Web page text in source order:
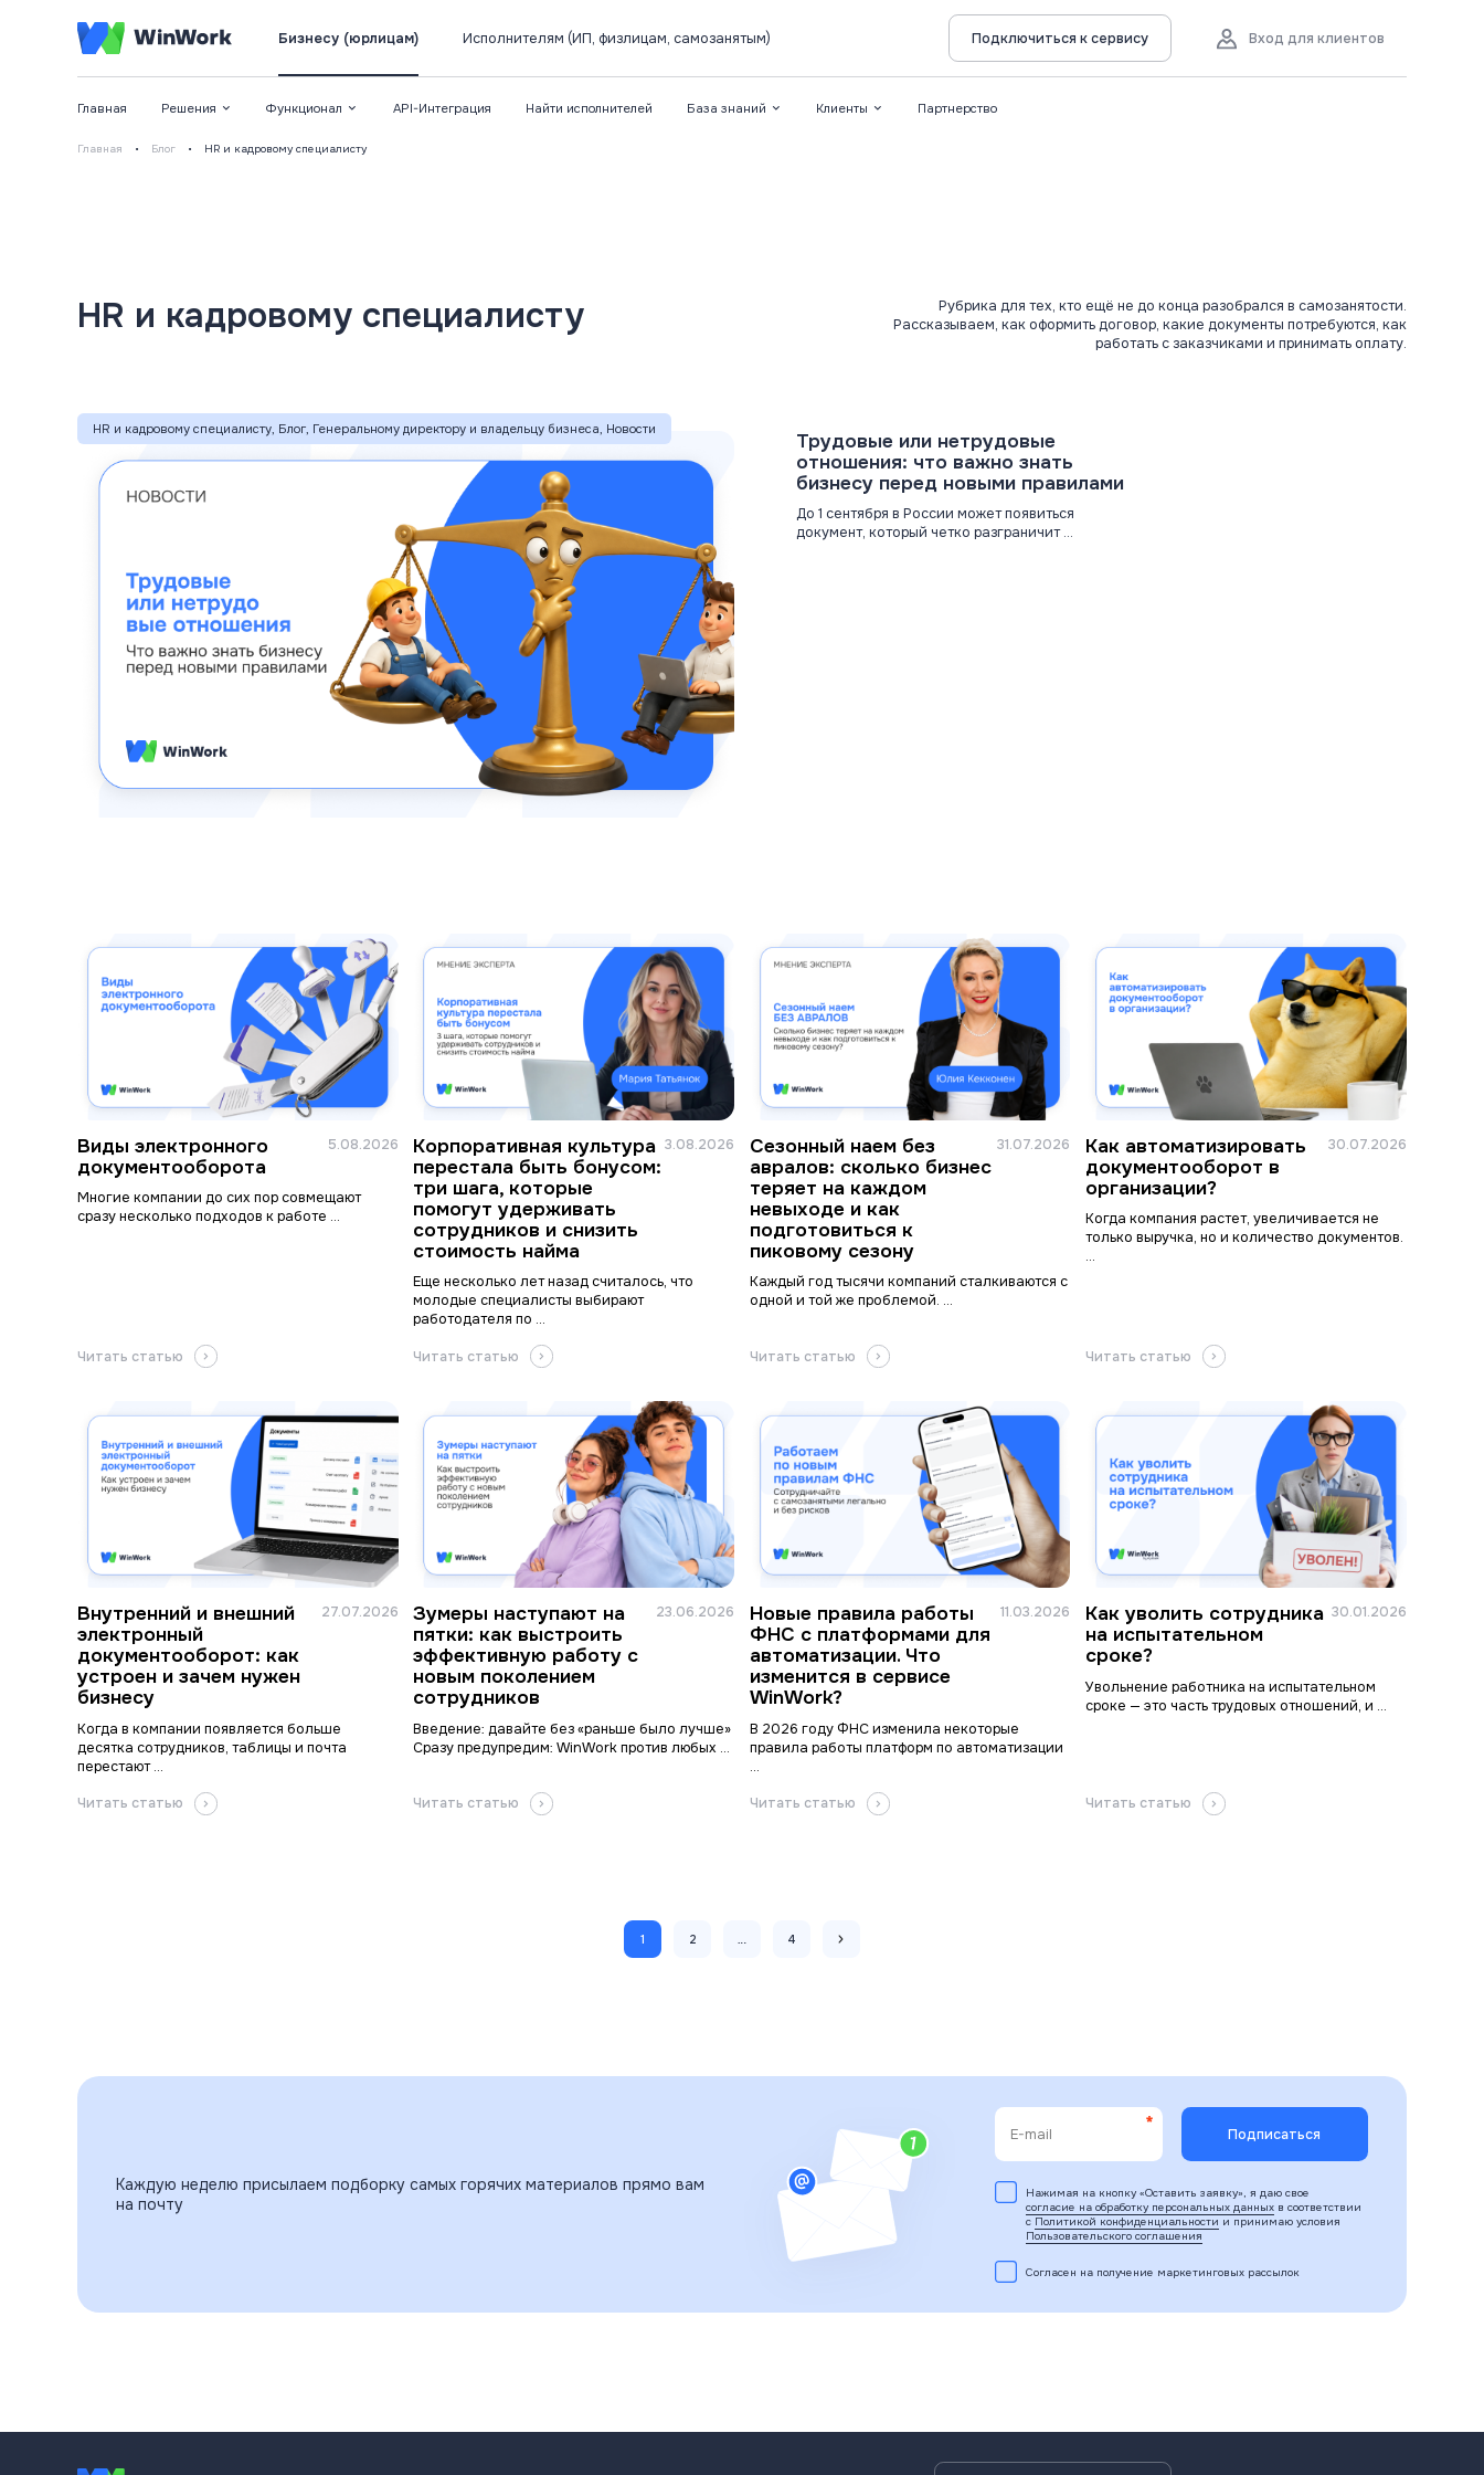
Бизнесу (юрлицам) Исполнителям (ИП, физлицам, самозанятым) Подключиться к сервису Вход для клиентов
Главная Решения Функционал API-Интеграция Найти исполнителей База знаний Клиенты Партнерство
Главная • Блог • HR и кадровому специалисту
HR и кадровому специалисту
Рубрика для тех, кто ещё не до конца разобрался в самозанятости.
Рассказываем, как оформить договор, какие документы потребуются, как
работать с заказчиками и принимать оплату.
HR и кадровому специалисту, Блог, Генеральному директору и владельцу бизнеса, Новости
Трудовые или нетрудовые
отношения: что важно знать
бизнесу перед новыми правилами
До 1 сентября в России может появиться
документ, который четко разграничит ...
Виды электронного
документооборота
5.08.2026
Многие компании до сих пор совмещают
сразу несколько подходов к работе ...
Читать статью
Корпоративная культура
перестала быть бонусом:
три шага, которые
помогут удерживать
сотрудников и снизить
стоимость найма
3.08.2026
Еще несколько лет назад считалось, что
молодые специалисты выбирают
работодателя по ...
Читать статью
Сезонный наем без
авралов: сколько бизнес
теряет на каждом
невыходе и как
подготовиться к
пиковому сезону
31.07.2026
Каждый год тысячи компаний сталкиваются с
одной и той же проблемой. ...
Читать статью
Как автоматизировать
документооборот в
организации?
30.07.2026
Когда компания растет, увеличивается не
только выручка, но и количество документов.
...
Читать статью
Внутренний и внешний
электронный
документооборот: как
устроен и зачем нужен
бизнесу
27.07.2026
Когда в компании появляется больше
десятка сотрудников, таблицы и почта
перестают ...
Читать статью
Зумеры наступают на
пятки: как выстроить
эффективную работу с
новым поколением
сотрудников
23.06.2026
Введение: давайте без «раньше было лучше»
Сразу предупредим: WinWork против любых ...
Читать статью
Новые правила работы
ФНС с платформами для
автоматизации. Что
изменится в сервисе
WinWork?
11.03.2026
В 2026 году ФНС изменила некоторые
правила работы платформ по автоматизации
...
Читать статью
Как уволить сотрудника
на испытательном
сроке?
30.01.2026
Увольнение работника на испытательном
сроке — это часть трудовых отношений, и ...
Читать статью
1 2 … 4
Каждую неделю присылаем подборку самых горячих материалов прямо вам
на почту
Нажимая на кнопку «Оставить заявку», я даю свое
согласие на обработку персональных данныхв соответствии
с Политикой конфиденциальности и принимаю условия
Пользовательского соглашения
Согласен на получение маркетинговых рассылок